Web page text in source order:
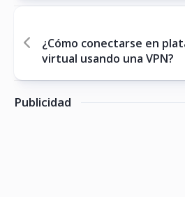
¿Cómo conectarse en
virtual usando una VPN?
Publicidad